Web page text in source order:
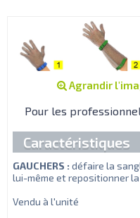
Agrandir
Pour les
Caractéristiques
GAUCHERS : défaire la
lui-même et repositionner
Vendu à l'unité